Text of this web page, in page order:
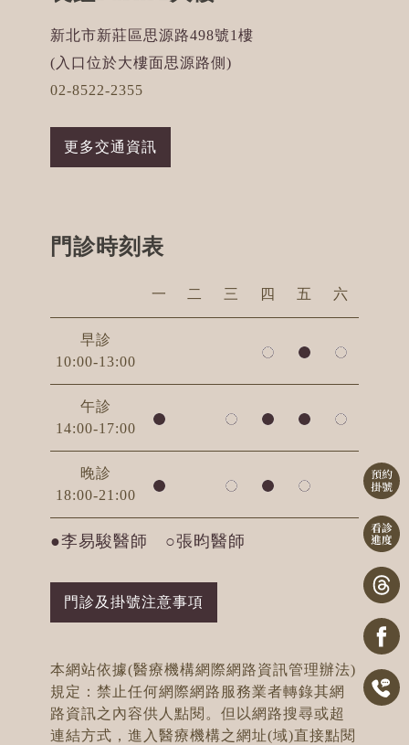
新北市新莊區思源路498號1樓
(入口位於大樓面思源路側)
02-8522-2355
更多交通資訊
門診時刻表
一 二 三 四 五 六
早診
10:00-13:00
午診
14:00-17:00
晚診
18:00-21:00
●李易駿醫師 ○張昀醫師
門診及掛號注意事項
本網站依據(醫療機構網際網路資訊管理辦法)
規定：禁止任何網際網路服務業者轉錄其網
路資訊之內容供人點閱。但以網路搜尋或超
連結方式，進入醫療機構之網址(域)直接點閱